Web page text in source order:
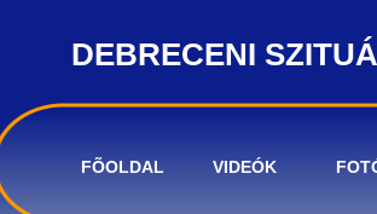
DEBRECENI
FÕOLDAL VIDEÓK